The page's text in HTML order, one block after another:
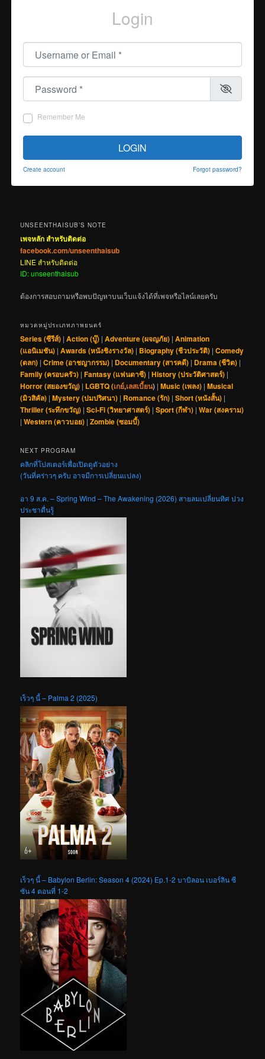
Login
Username or Email
Password
Remember Me
LOGIN
Create account Forgot password?
UNSEENTHAISUB’S NOTE
เพจหลัก สำหรับติดต่อ
facebook.com/unseenthaisub
LINE สำหรับติดต่อ
ID: unseenthaisub
ต้องการสอบถามหรือพบปัญหาบนเว็บแจ้งได้ที่เพจหรือไลน์เลยครับ
หมวดหมู่ประเภทภาพยนตร์
Series (ซีรีส์) |Action (บู๊) |Adventure (ผจญภัย) |Animation
(แอนิเมชัน) |Awards (หนังชิงรางวัล) | Biography (ชีวประวัติ) |Comedy
(ตลก) |Crime (อาชญากรรม) | Documentary (สารคดี) | Drama (ชีวิต) |
Family (ครอบครัว) |Fantasy (แฟนตาซี) |History (ประวัติศาสตร์) |
Horror (สยองขวัญ) | LGBTQ (เกย์,เลสเบี้ยน) |Music (เพลง) |Musical
(มิวสิคัล) |Mystery (ปมปริศนา) | Romance (รัก) |Short (หนังสั้น) |
Thriller (ระทึกขวัญ) |Sci-Fi (วิทยาศาสตร์) |Sport (กีฬา) |War (สงคราม)
|Western (คาวบอย) |Zombie (ซอมบี้)
NEXT PROGRAM
คลิกที่โปสเตอร์เพื่อเปิดดูตัวอย่าง
(วันที่คร่าวๆ ครับ อาจมีการเปลี่ยนแปลง)
อา 9 ส.ค. – Spring Wind – The Awakening (2026) สายลมเปลี่ยนทิศ ปวง
ประชาตื่นรู้
เร็วๆ นี้ – Palma 2 (2025)
เร็วๆ นี้ – Babylon Berlin: Season 4 (2024) Ep.1-2 บาบิลอน เบอร์ลิน ซี
ซัน 4 ตอนที่ 1-2